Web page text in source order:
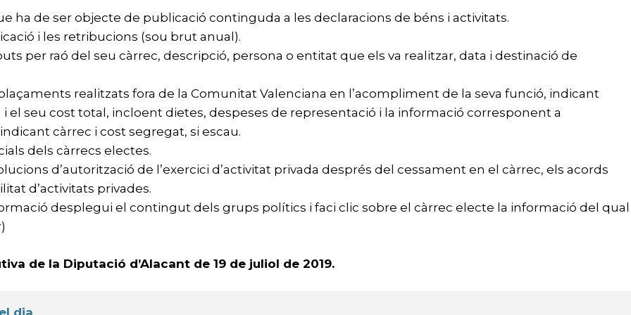
ha de ser objecte de publicació continguda a les declaracions de béns i activitats.
i les retribucions (sou brut anual).
per raó del seu càrrec, descripció, persona o entitat que els va realitzar, data i destinació de
realitzats fora de la Comunitat Valenciana en l’acompliment de la seva funció, indicant
i el seu cost total, incloent dietes, despeses de representació i la informació corresponent a
càrrec i cost segregat, si escau.
dels càrrecs electes.
d’autorització de l’exercici d’activitat privada després del cessament en el càrrec, els acords
d’activitats privades.
desplegui el contingut dels grups polítics i faci clic sobre el càrrec electe la informació del qual
de la Diputació d’Alacant de 19 de juliol de 2019.
dia